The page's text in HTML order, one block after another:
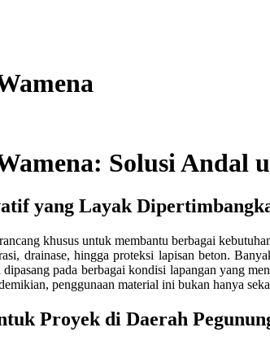
Solusi
yang Layak
khusus untuk membantu berbagai
drainase, hingga proteksi lapisan beton.
pada berbagai kondisi lapangan yang
penggunaan material ini bukan hanya
Proyek di Daerah